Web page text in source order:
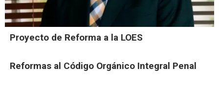
Proyecto de Reforma a la LOES
Reformas al Código Orgánico Integral Penal